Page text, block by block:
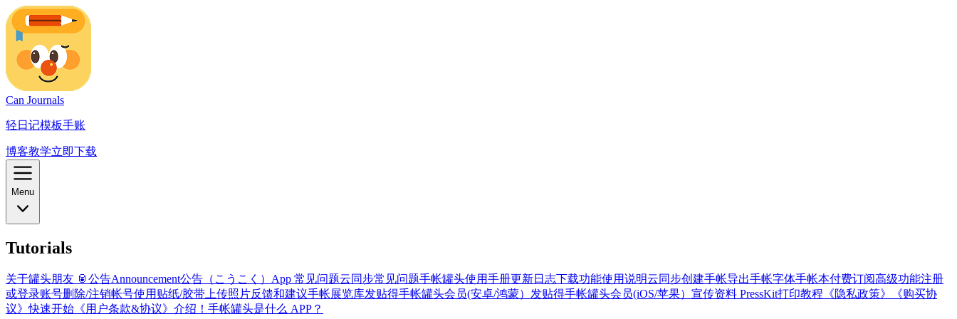
Can Journals
轻日记模板手账
博客教学立即下载
Menu
Tutorials
关于罐头朋友 🥫 公告Announcement公告（こうこく） App 常见问题云同步常见问题手帐罐头使用手册更新日志下载功能使用说明云同步创建手帐导出手帐字体手帐本付费订阅高级功能注册
或登录账号删除/注销帐号使用贴纸/胶带 上传照片反馈和建议手帐展览库发贴得手帐罐头会员(安卓/鸿蒙） 发贴得手帐罐头会员(iOS/苹果） 宣传资料 PressKit打印教程 《隐私政策》
《购买协
议》快速开始 《用户条款&协议》 介绍！手帐罐头是什么 APP？